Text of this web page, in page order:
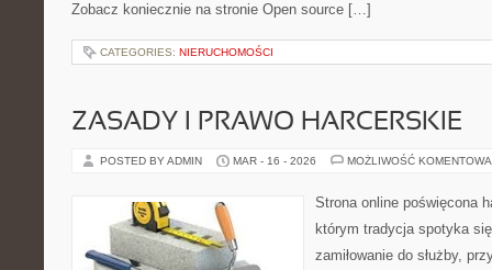
Zobacz koniecznie na stronie Open source […]
CATEGORIES: NIERUCHOMOŚCI
ZASADY I PRAWO HARCERSKIE
POSTED BY ADMIN MAR - 16 - 2026 MOŻLIWOŚĆ
Strona online poświęcona
którym tradycja spotyka
zamiłowanie do służby,